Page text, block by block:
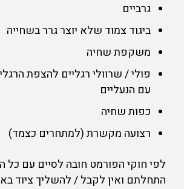
גרביים
ביגוד צמוד שלא יוצר גרר בשחייה
משקפת שחיה
פולי / שרוולי רגליים להצפת
עם הנעליים
כפות שחיה
רצועה מקשרת (למתחרים כצמד)
לפי חוקי הפורמט חובה לסיים עם כל
התחלתם ואין לקבל / להשליך ציוד